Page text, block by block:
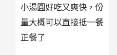
小湯圓好吃又爽快，份
量大概可以直接抵一餐
正餐了